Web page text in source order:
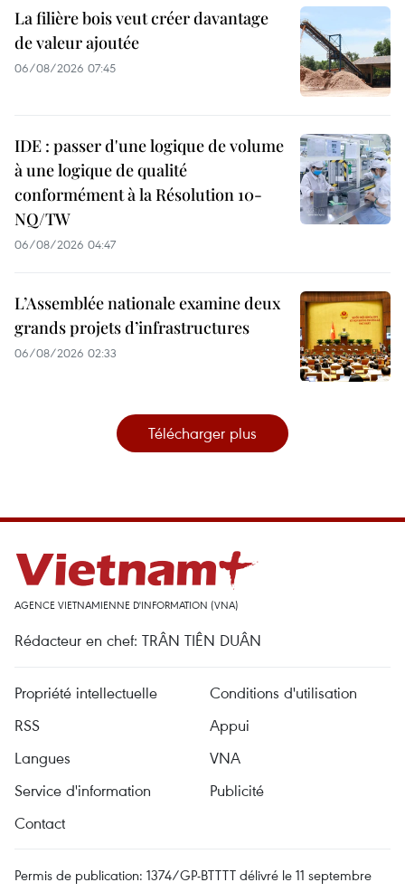
La filière bois veut créer davantage
de valeur ajoutée
06/08/2026 07:45
IDE : passer d'une logique de volume
à une logique de qualité
conformément à la Résolution 10-
NQ/TW
06/08/2026 04:47
L’Assemblée nationale examine deux
grands projets d’infrastructures
06/08/2026 02:33
Télécharger plus
AGENCE VIETNAMIENNE D'INFORMATION (VNA)
Rédacteur en chef: TRÂN TIÊN DUÂN
Propriété intellectuelle
Conditions d'utilisation
RSS
Appui
Langues
VNA
Service d'information
Publicité
Contact
Permis de publication: 1374/GP-BTTTT délivré le 11 septembre